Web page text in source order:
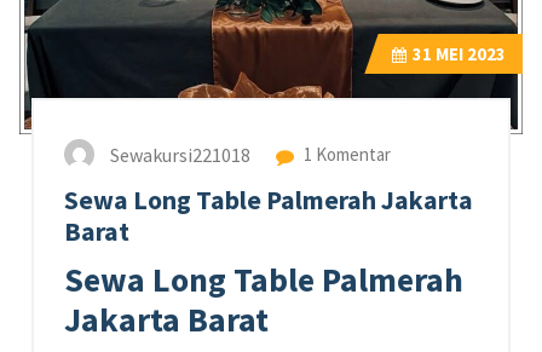
31 MEI 2023
Sewakursi221018 1 Komentar
Sewa Long Table Palmerah Jakarta
Barat
Sewa Long Table Palmerah
Jakarta Barat